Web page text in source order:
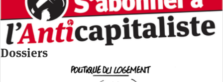
Dossiers